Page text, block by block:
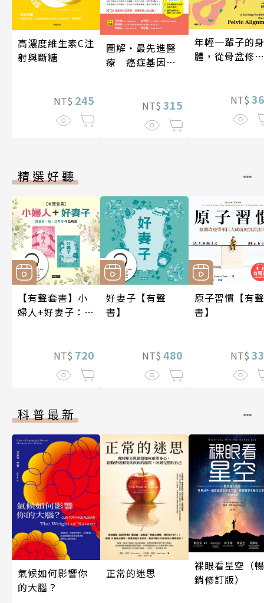
高濃度維生素C注
射與斷糖
NT$ 245
圖解‧最先進醫
療 癌症基因療
NT$ 315
年輕一輩子的身
體，從骨盆修復
動」，遠離小腹
凸出、肩頸僵
硬、慢性疼痛
NT$
精選好聽
【有聲套書】小
婦人+好妻子：路
NT$ 720
好妻子【有聲
書】
NT$ 480
原子習慣【有聲
書】
NT$
科普最新
氣候如何影響你
的大腦？
正常的迷思
裸眼看星空（暢
銷修訂版）